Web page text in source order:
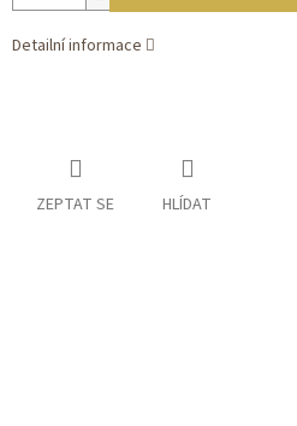
Detailní informace
ZEPTAT SE HLÍDAT